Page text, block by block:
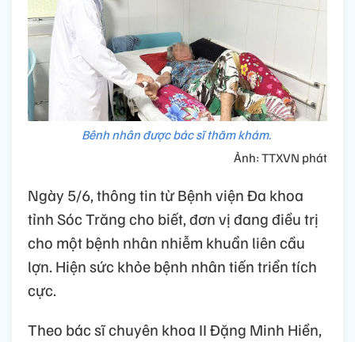
Bênh nhân được bác sĩ thăm khám.
Ảnh: TTXVN phát
Ngày 5/6, thông tin từ Bệnh viện Đa khoa
tỉnh Sóc Trăng cho biết, đơn vị đang điều trị
cho một bệnh nhân nhiễm khuẩn liên cầu
lợn. Hiện sức khỏe bệnh nhân tiến triển tích
cực.
Theo bác sĩ chuyên khoa II Đặng Minh Hiền,